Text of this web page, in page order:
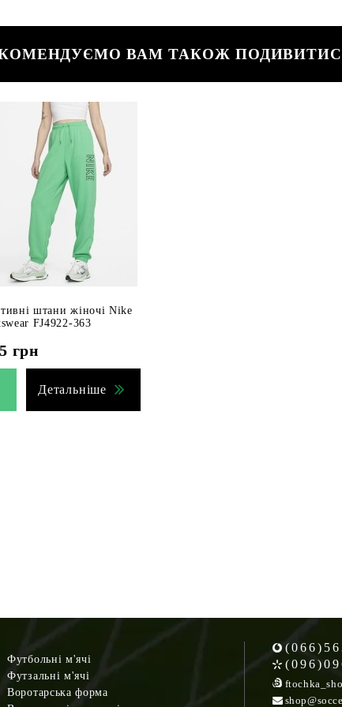
ВАМ ТАКОЖ
штани жіночі Nike
FJ4922-363
грн
Детальніше
Футбольні м'ячі
Футзальні м'ячі
Воротарська форма